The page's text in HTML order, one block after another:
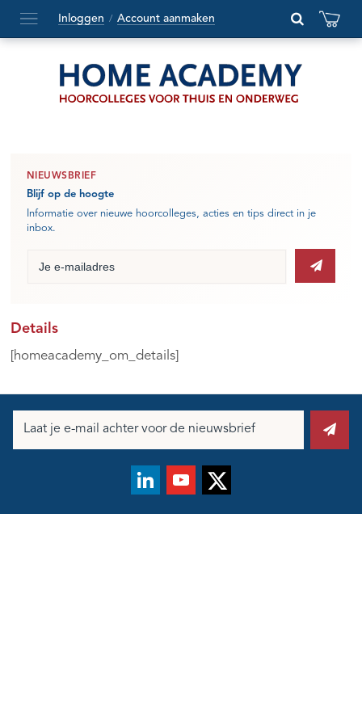
Hoofdmenu
openen
Inloggen / Account aanmaken
NIEUWSBRIEF
Blijf op de hoogte
Informatie over nieuwe hoorcolleges, acties en tips direct in je
inbox.
Details
[homeacademy_om_details]
mailadres